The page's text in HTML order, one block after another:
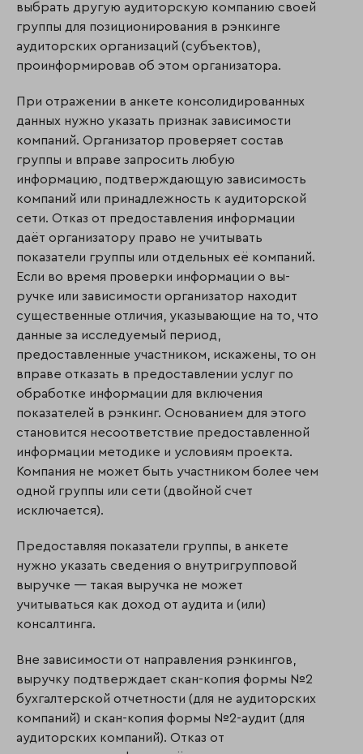
выбрать другую аудиторскую компанию своей
группы для позиционирования в рэнкинге
аудиторских орга­низаций (субъектов),
проинформировав об этом организатора.
При отражении в анкете консолидированных
данных нужно указать признак зависимости
компаний. Организатор проверяет состав
группы и вправе запросить любую
информацию, подтверждающую зависимость
компаний или принадлежность к ауди­тор­ской
сети. Отказ от предоставления информации
даёт организатору право не учитывать
показатели группы или отдельных её компаний.
Если во время проверки информации о вы­
ручке или зависимости организатор находит
существенные отличия, указывающие на то, что
данные за исследуемый период,
предоставленные участником, искажены, то он
вправе отказать в предоставлении услуг по
обработке информации для включения
показателей в рэнкинг. Основанием для этого
становится несоответствие предос­тав­ленной
информации методике и условиям проекта.
Компания не может быть участ­ником более чем
одной группы или сети (двойной счет
исключается).
Предоставляя показатели группы, в анкете
нужно указать сведения о внутригрупповой
выручке — такая выручка не может
учитываться как доход от аудита и (или)
консалтинга.
Вне зависимости от направления рэнкингов,
выручку подтверждает скан-копия формы №2
бухгалтерской отчетности (для не аудиторских
компаний) и скан-копия формы №2-аудит (для
аудиторских компаний). Отказ от